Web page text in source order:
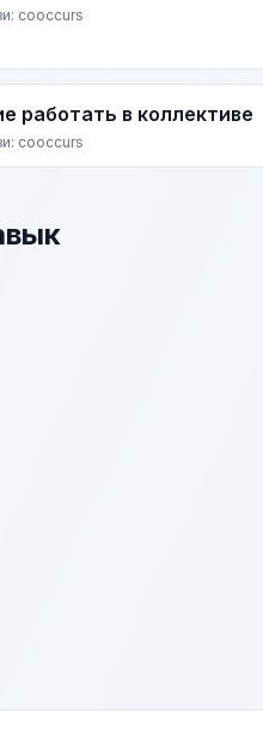
cooccurs
работать в коллективе
cooccurs